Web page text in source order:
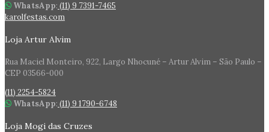
WhatsApp: (11) 9 7391-7465
karolfestas.com
Loja Artur Alvim
Rua Maciel Monteiro, 922, Largo Nhocuné – Artur Alvim – São Paulo –
CEP 03566-000
(11) 2254-5824
WhatsApp: (11) 9 1790-6748
Loja Mogi das Cruzes